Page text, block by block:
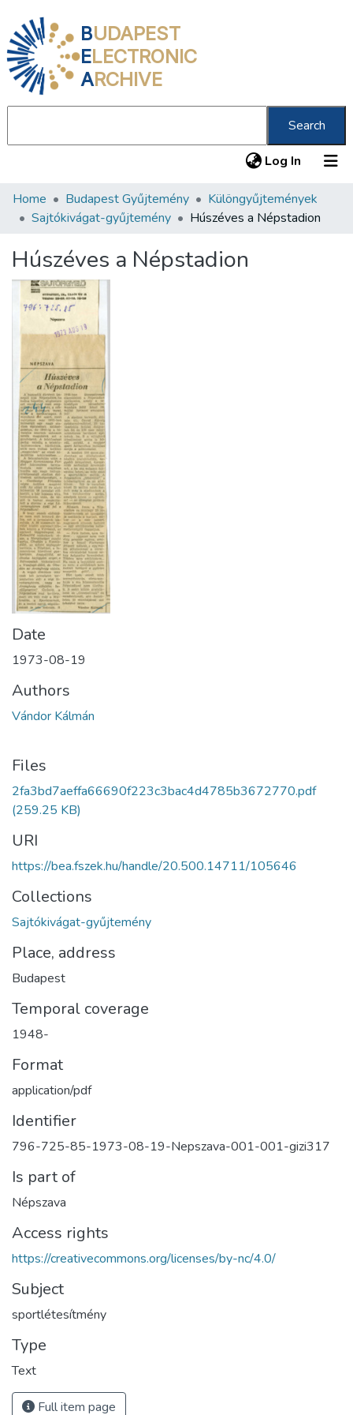
BUDAPEST
ELECTRONIC
ARCHIVE
Search
Log In (current)
Communities & Collections
Statistics
About us
Home Budapest Gyűjtemény
Különgyűjtemények
Sajtókivágat-gyűjtemény
Húszéves a Népstadion
Húszéves a Népstadion
Date
1973-08-19
Authors
Vándor Kálmán
Files
2fa3bd7aeffa66690f223c3bac4d4785b3672770.pdf
(259.25 KB)
URI
https://bea.fszek.hu/handle/20.500.14711/105646
Collections
Sajtókivágat-gyűjtemény
Place, address
Budapest
Temporal coverage
1948-
Format
application/pdf
Identifier
796-725-85-1973-08-19-Nepszava-001-001-gizi317
Is part of
Népszava
Access rights
https://creativecommons.org/licenses/by-nc/4.0/
Subject
sportlétesítmény
Type
Text
Full item page